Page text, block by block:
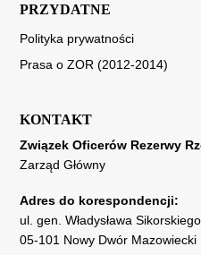
PRZYDATNE
Polityka prywatności
Prasa o ZOR (2012-2014)
KONTAKT
Związek Oficerów Rezerwy
Zarząd Główny
Adres do korespondencji:
ul. gen. Władysława
05-101 Nowy Dwór Mazowiecki